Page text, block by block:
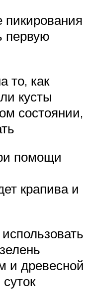
пикирования
первую
то, как
кусты
состоянии,
помощи
крапива и
и древесной